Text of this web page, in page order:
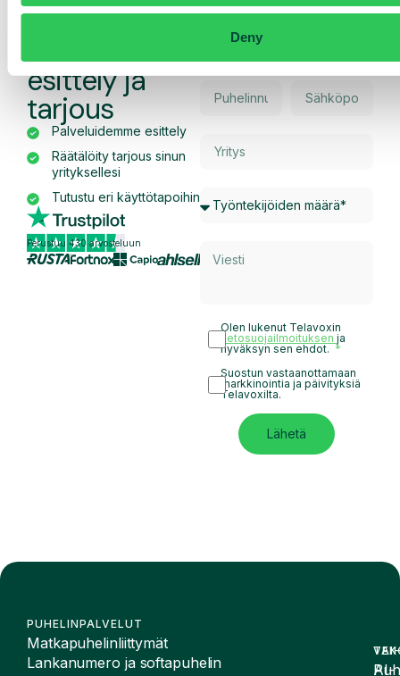
Deny
Pyydä
räätälöity
esittely ja
tarjous
Palveluidemme esittely
Räätälöity tarjous sinun
yrityksellesi
Tutustu eri käyttötapoihin
Perustuu 430 arvosteluun
Olen lukenut Telavoxin
tietosuojailmoituksenja
hyväksyn sen ehdot.
Suostun vastaanottamaan
markkinointia ja päivityksiä
Telavoxilta.
Lähetä
PUHELINPALVELUT
Matkapuhelinliittymät
Lankanumero ja softapuhelin
AI-